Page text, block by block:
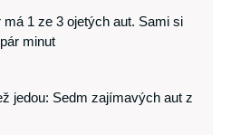
1 ze 3 ojetých aut. Sami si
minut
jedou: Sedm zajímavých aut z